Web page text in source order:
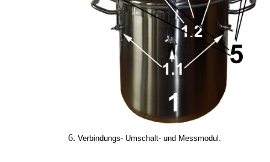
Verbindungs- Umschalt- und Messmodul.